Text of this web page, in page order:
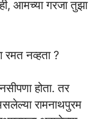
आमच्या गरजा तुझा
रमत नव्हता ?
होता. तर
रामनाथपुरम